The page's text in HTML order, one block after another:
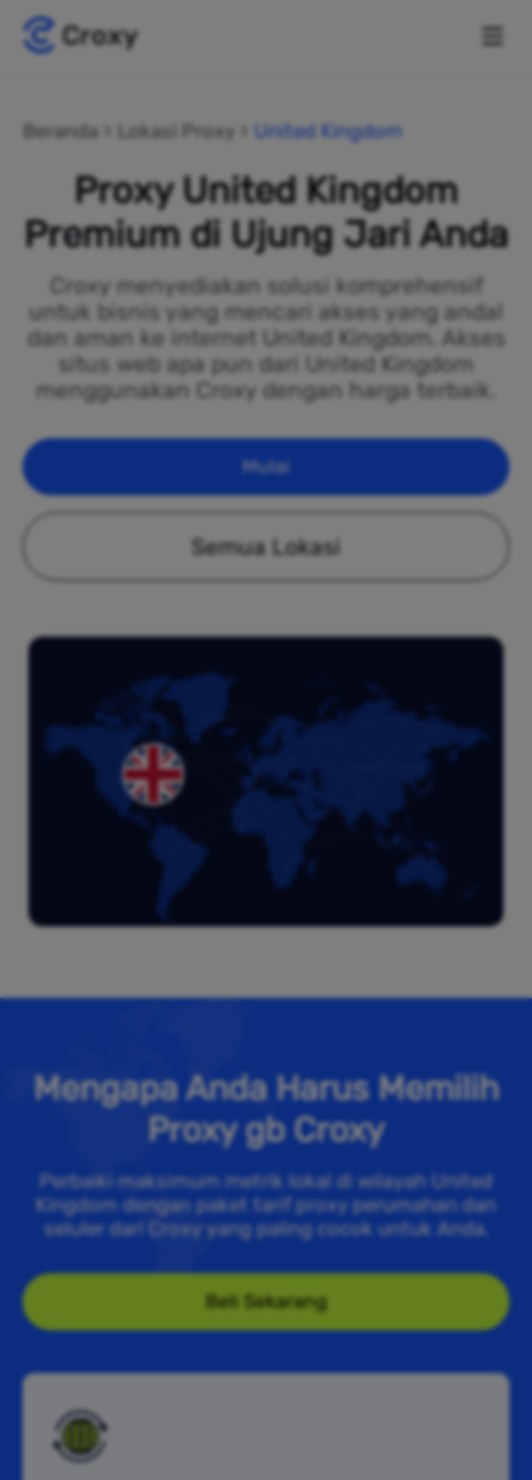
Beranda Lokasi Proxy United Kingdom
Proxy United Kingdom
Premium di Ujung Jari Anda
Croxy menyediakan solusi komprehensif
untuk bisnis yang mencari akses yang andal
dan aman ke internet United Kingdom. Akses
situs web apa pun dari United Kingdom
menggunakan Croxy dengan harga terbaik.
Mulai
Semua Lokasi
Mengapa Anda Harus Memilih
Proxy gb Croxy
Perbaiki maksimum metrik lokal di wilayah United
Kingdom dengan paket tarif proxy perumahan dan
seluler dari Croxy yang paling cocok untuk Anda.
Beli Sekarang